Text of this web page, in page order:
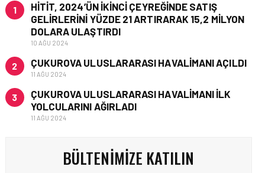
1
HITIT, 2024’ÜN IKINCI ÇEYREĞINDE SATIŞ
GELIRLERINI YÜZDE 21 ARTIRARAK 15,2 MILYON
DOLARA ULAŞTIRDI
10 AĞU 2024
2 ÇUKUROVA ULUSLARARASI HAVALIMANI AÇILDI
11 AĞU 2024
3
ÇUKUROVA ULUSLARARASI HAVALIMANI İLK
YOLCULARINI AĞIRLADI
11 AĞU 2024
BÜLTENIMIZE KATILIN